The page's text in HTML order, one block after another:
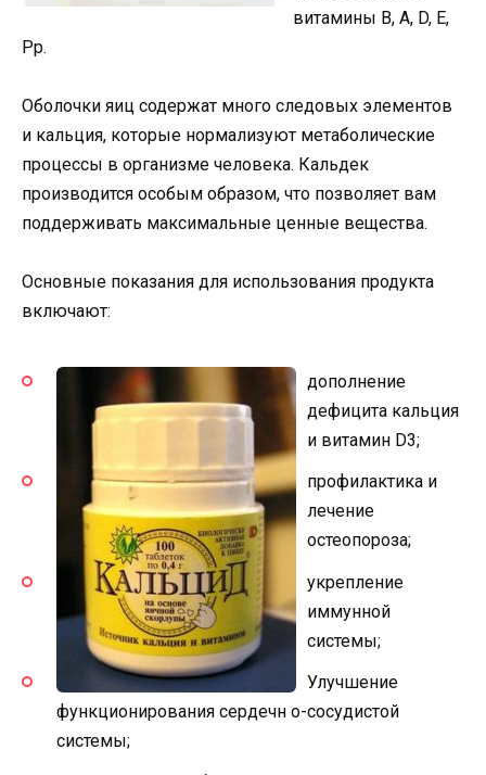
витамины B, A, D, E,
Pp.
Оболочки яиц содержат много следовых элементов
и кальция, которые нормализуют метаболические
процессы в организме человека. Кальдек
производится особым образом, что позволяет вам
поддерживать максимальные ценные вещества.
Основные показания для использования продукта
включают:
дополнение
дефицита кальция
и витамин D3;
профилактика и
лечение
остеопороза;
укрепление
иммунной
системы;
Улучшение
функционирования сердечн о-сосудистой
системы;